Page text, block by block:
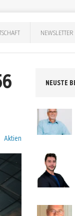
NEWSLETTER
Kategorien:
Aktien
NEUSTE